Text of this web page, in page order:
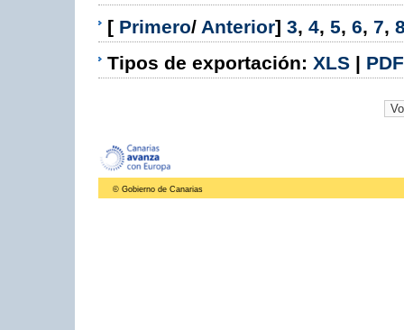
[ Primero/ Anterior] 3, 4, 5, 6, 7,
Tipos de exportación: XLS | PDF
© Gobierno de Canarias